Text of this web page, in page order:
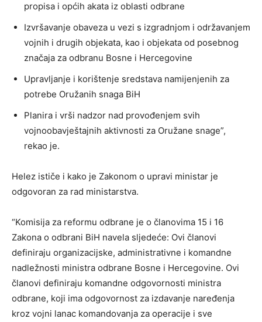
propisa i općih akata iz oblasti odbrane
Izvršavanje obaveza u vezi s izgradnjom i održavanjem
vojnih i drugih objekata, kao i objekata od posebnog
značaja za odbranu Bosne i Hercegovine
Upravljanje i korištenje sredstava namijenjenih za
potrebe Oružanih snaga BiH
Planira i vrši nadzor nad provođenjem svih
vojnoobavještajnih aktivnosti za Oružane snage”,
rekao je.
Helez ističe i kako je Zakonom o upravi ministar je
odgovoran za rad ministarstva.
“Komisija za reformu odbrane je o članovima 15 i 16
Zakona o odbrani BiH navela sljedeće: Ovi članovi
definiraju organizacijske, administrativne i komandne
nadležnosti ministra odbrane Bosne i Hercegovine. Ovi
članovi definiraju komandne odgovornosti ministra
odbrane, koji ima odgovornost za izdavanje naređenja
kroz vojni lanac komandovanja za operacije i sve